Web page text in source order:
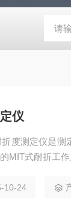
5600耐破度仪
仪
度测定仪是
MIT式耐折工作
10-24